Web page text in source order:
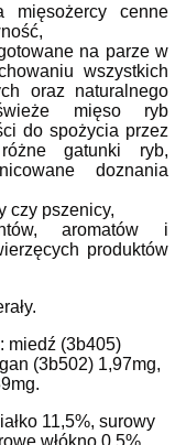
mięsożercy
cenne
na parze w
wszystkich
oraz naturalnego
mięso ryb
do spożycia przez
gatunki ryb,
doznania
czy pszenicy,
aromatów i
produktów
miedź (3b405)
(3b502) 1,97mg,
11,5%, surowy
włókno 0,5%.